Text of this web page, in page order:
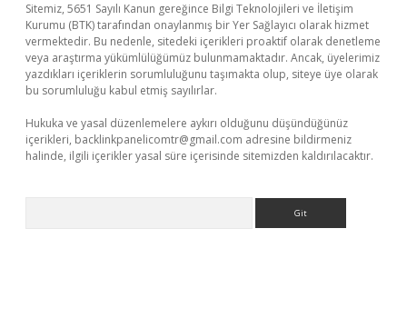
Sitemiz, 5651 Sayılı Kanun gereğince Bilgi Teknolojileri ve İletişim
Kurumu (BTK) tarafından onaylanmış bir Yer Sağlayıcı olarak hizmet
vermektedir. Bu nedenle, sitedeki içerikleri proaktif olarak denetleme
veya araştırma yükümlülüğümüz bulunmamaktadır. Ancak, üyelerimiz
yazdıkları içeriklerin sorumluluğunu taşımakta olup, siteye üye olarak
bu sorumluluğu kabul etmiş sayılırlar.
Hukuka ve yasal düzenlemelere aykırı olduğunu düşündüğünüz
içerikleri, backlinkpanelicomtr@gmail.com adresine bildirmeniz
halinde, ilgili içerikler yasal süre içerisinde sitemizden kaldırılacaktır.